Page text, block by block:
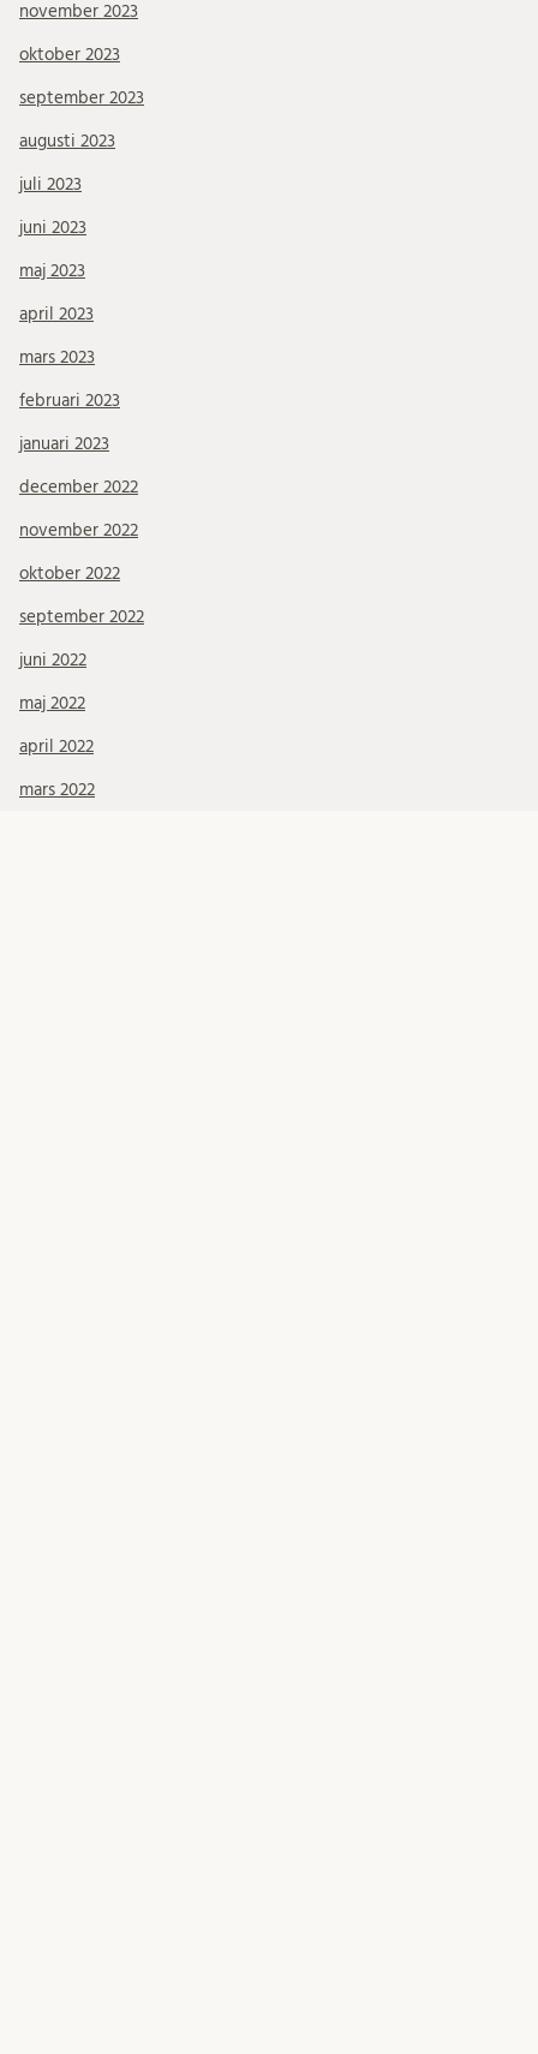
november 2023
oktober 2023
september 2023
augusti 2023
juli 2023
juni 2023
maj 2023
april 2023
mars 2023
februari 2023
januari 2023
december 2022
november 2022
oktober 2022
september 2022
juni 2022
maj 2022
april 2022
mars 2022